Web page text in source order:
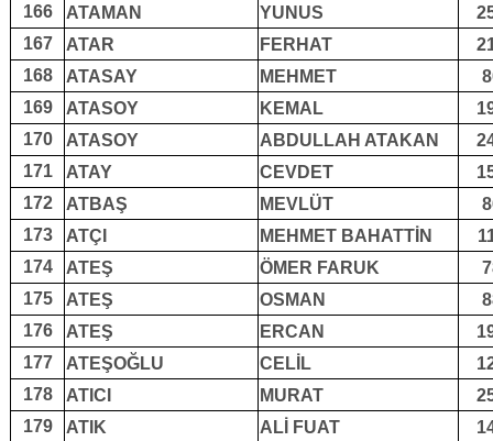
166
ATAMAN YUNUS
167
ATAR FERHAT
168
ATASAY MEHMET
169
ATASOY KEMAL
170
ATASOY ABDULLAH ATAKAN
171
ATAY CEVDET
172
ATBAŞ MEVLÜT
173
ATÇI MEHMET BAHATTİN
174
ATEŞ ÖMER FARUK
175
ATEŞ OSMAN
176
ATEŞ ERCAN
177
ATEŞOĞLU CELİL
178
ATICI MURAT
179
ATIK ALİ FUAT